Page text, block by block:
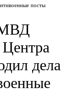
посты
МВД
дела